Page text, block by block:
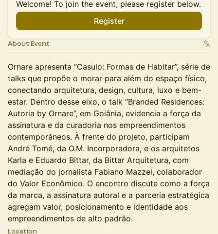
Welcome! To join the event, please register below.
Register
About Event
Ornare apresenta “Casulo: Formas de Habitar”, série de
talks que propõe o morar para além do espaço físico,
conectando arquitetura, design, cultura, luxo e bem-
estar. Dentro desse eixo, o talk “Branded Residences:
Autoria by Ornare”, em Goiânia, evidencia a força da
assinatura e da curadoria nos empreendimentos
contemporâneos. À frente do projeto, participam
André Tomé, da O.M. Incorporadora, e os arquitetos
Karla e Eduardo Bittar, da Bittar Arquitetura, com
mediação do jornalista Fabiano Mazzei, colaborador
do Valor Econômico. O encontro discute como a força
da marca, a assinatura autoral e a parceria estratégica
agregam valor, posicionamento e identidade aos
empreendimentos de alto padrão.
Location